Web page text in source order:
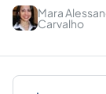
Mara
Carvalho